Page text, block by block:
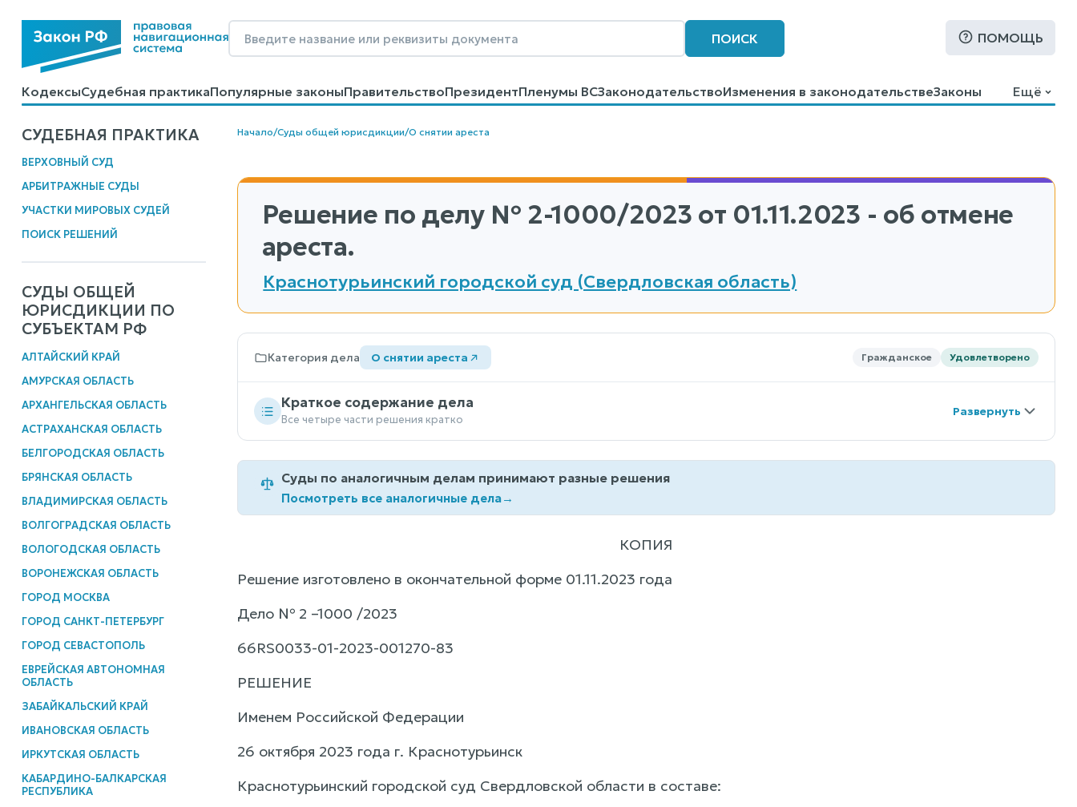
ПОИСК ПОМОЩЬ
КодексыСудебная практикаПопулярные законыПравительствоПрезидентПленумы ВСЗаконодательствоИзменения в законодательствеЗаконы
КалькуляторыСправочные материалыОбразцы договоровКонтактыПомощьПоиск
Ещё
СУДЕБНАЯ ПРАКТИКА
ВЕРХОВНЫЙ СУД
АРБИТРАЖНЫЕ СУДЫ
УЧАСТКИ МИРОВЫХ СУДЕЙ
ПОИСК РЕШЕНИЙ
СУДЫ ОБЩЕЙ
ЮРИСДИКЦИИ ПО
СУБЪЕКТАМ РФ
АЛТАЙСКИЙ КРАЙ
АМУРСКАЯ ОБЛАСТЬ
АРХАНГЕЛЬСКАЯ ОБЛАСТЬ
АСТРАХАНСКАЯ ОБЛАСТЬ
БЕЛГОРОДСКАЯ ОБЛАСТЬ
БРЯНСКАЯ ОБЛАСТЬ
ВЛАДИМИРСКАЯ ОБЛАСТЬ
ВОЛГОГРАДСКАЯ ОБЛАСТЬ
ВОЛОГОДСКАЯ ОБЛАСТЬ
ВОРОНЕЖСКАЯ ОБЛАСТЬ
ГОРОД МОСКВА
ГОРОД САНКТ-ПЕТЕРБУРГ
ГОРОД СЕВАСТОПОЛЬ
ЕВРЕЙСКАЯ АВТОНОМНАЯ
ОБЛАСТЬ
ЗАБАЙКАЛЬСКИЙ КРАЙ
ИВАНОВСКАЯ ОБЛАСТЬ
ИРКУТСКАЯ ОБЛАСТЬ
КАБАРДИНО-БАЛКАРСКАЯ
РЕСПУБЛИКА
Начало/Суды общей юрисдикции/О снятии ареста
Решение по делу № 2-1000/2023 от 01.11.2023 - об отмене
ареста.
Краснотурьинский городской суд (Свердловская область)
Категория дела О снятии ареста Гражданское Удовлетворено
Краткое содержание дела
Все четыре части решения кратко
Суды по аналогичным делам принимают разные решения
Посмотреть все аналогичные дела→
КОПИЯ
Решение изготовлено в окончательной форме 01.11.2023 года
Дело № 2 –1000 /2023
66RS0033-01-2023-001270-83
РЕШЕНИЕ
Именем Российской Федерации
26 октября 2023 года г. Краснотурьинск
Краснотурьинский городской суд Свердловской области в составе: